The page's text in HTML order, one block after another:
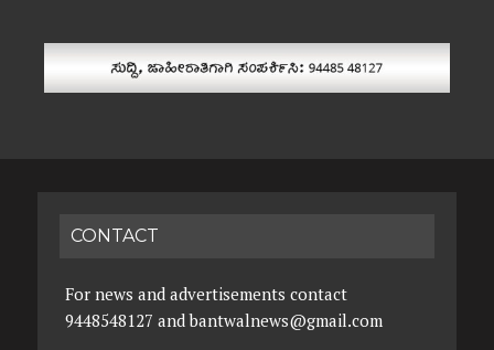
CONTACT
For news and advertisements contact
9448548127 and bantwalnews@gmail.com